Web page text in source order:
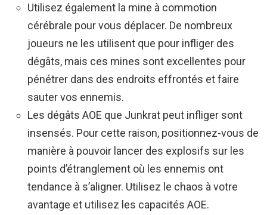
Utilisez également la mine à commotion
cérébrale pour vous déplacer. De nombreux
joueurs ne les utilisent que pour infliger des
dégâts, mais ces mines sont excellentes pour
pénétrer dans des endroits effrontés et faire
sauter vos ennemis.
Les dégâts AOE que Junkrat peut infliger sont
insensés. Pour cette raison, positionnez-vous de
manière à pouvoir lancer des explosifs sur les
points d’étranglement où les ennemis ont
tendance à s’aligner. Utilisez le chaos à votre
avantage et utilisez les capacités AOE.